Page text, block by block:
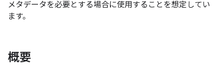
メタデータを必要とする場合に使用することを想定してい
ます。
概要